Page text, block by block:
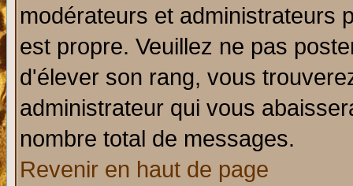
modérateurs et administrateurs
est propre. Veuillez ne pas
d'élever son rang, vous
administrateur qui vous
nombre total de messages.
Revenir en haut de page